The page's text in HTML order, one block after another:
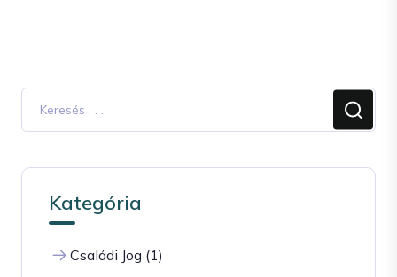
Kategória
Családi Jog (1)